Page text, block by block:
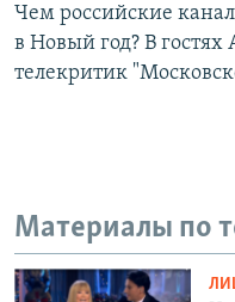
Чем российские
в Новый год? В
телекритик
Материалы по